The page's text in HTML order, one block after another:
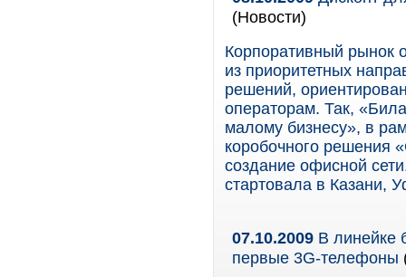
(Новости)
Корпоративный рынок
из приоритетных
решений,
операторам. Так,
малому бизнесу», в
коробочного решения
создание офисной
стартовала в Казани,
07.10.2009 В линейке
первые 3G-телефоны